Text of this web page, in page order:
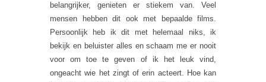
belangrijker, genieten er stiekem van. Veel
mensen hebben dit ook met bepaalde films.
Persoonlijk heb ik dit met helemaal niks, ik
bekijk en beluister alles en schaam me er nooit
voor om toe te geven of ik het leuk vind,
ongeacht wie het zingt of erin acteert. Hoe kan